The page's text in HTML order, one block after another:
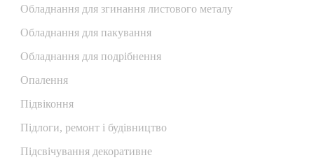
Обладнання для згинання листового металу
Обладнання для пакування
Обладнання для подрібнення
Опалення
Підвіконня
Підлоги, ремонт і будівництво
Підсвічування декоративне